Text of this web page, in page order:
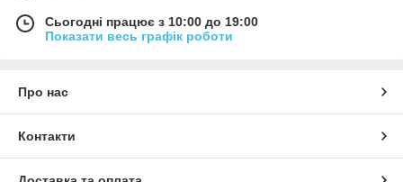
Сьогодні працює з 10:00 до 19:00
Показати весь графік роботи
Про нас
Контакти